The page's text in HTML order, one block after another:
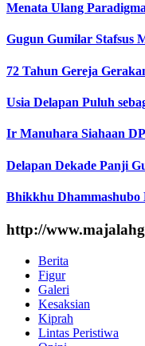
Menata Ulang
Gugun Gumilar Stafsus
72 Tahun Gereja
Usia Delapan Puluh
Ir Manuhara Siahaan
Delapan Dekade Panji
Bhikkhu Dhammashubo
http://
Berita
Figur
Galeri
Kesaksian
Kiprah
Lintas Peristiwa